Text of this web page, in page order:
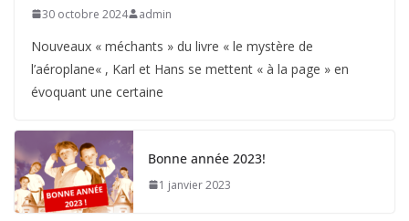
30 octobre 2024 admin
Nouveaux « méchants » du livre « le mystère de
l’aéroplane« , Karl et Hans se mettent « à la page » en
évoquant une certaine
Bonne année 2023!
1 janvier 2023